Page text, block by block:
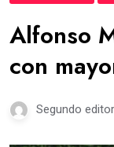
Alfonso
con
Segundo